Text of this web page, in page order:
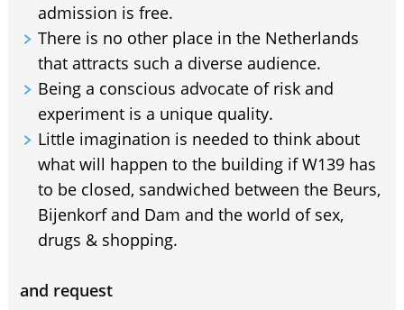
admission is free.
There is no other place in the Netherlands
that attracts such a diverse audience.
Being a conscious advocate of risk and
experiment is a unique quality.
Little imagination is needed to think about
what will happen to the building if W139 has
to be closed, sandwiched between the Beurs,
Bijenkorf and Dam and the world of sex,
drugs & shopping.
and request